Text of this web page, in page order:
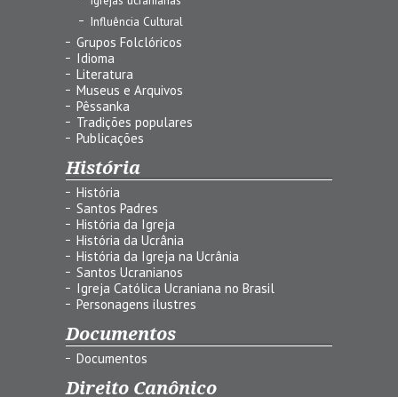
Influência Cultural
Grupos Folclóricos
Idioma
Literatura
Museus e Arquivos
Pêssanka
Tradições populares
Publicações
História
História
Santos Padres
História da Igreja
História da Ucrânia
História da Igreja na Ucrânia
Santos Ucranianos
Igreja Católica Ucraniana no Brasil
Personagens ilustres
Documentos
Documentos
Direito Canônico